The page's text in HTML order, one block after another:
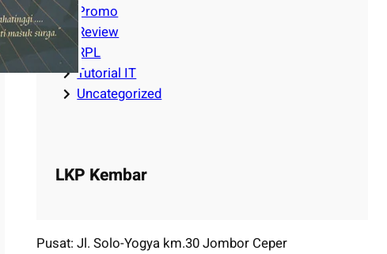
Promo
Review
RPL
Tutorial IT
Uncategorized
LKP Kembar
Pusat: Jl. Solo-Yogya km.30 Jombor Ceper